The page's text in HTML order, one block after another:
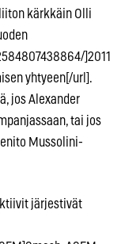
kärkkäin Olli
]2011
yhtyeen[/url].
jos Alexander
tai jos
Mussolini-
järjestivät